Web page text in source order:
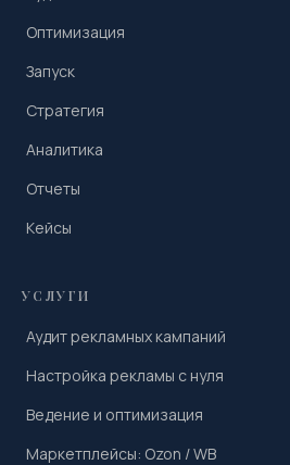
Оптимизация
Запуск
Стратегия
Аналитика
Отчеты
Кейсы
УСЛУГИ
Аудит рекламных кампаний
Настройка рекламы с нуля
Ведение и оптимизация
Маркетплейсы: Ozon / WB